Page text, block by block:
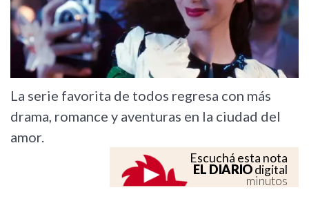
La serie favorita de todos regresa con más
drama, romance y aventuras en la ciudad del
amor.
Escuchá esta nota
EL DIARIOdigital
minutos